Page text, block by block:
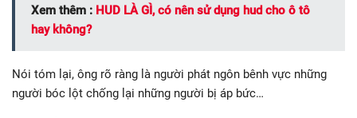
Xem thêm : HUD LÀ GÌ, có nên sử dụng hud cho ô tô
hay không?
Nói tóm lại, ông rõ ràng là người phát ngôn bênh vực những
người bóc lột chống lại những người bị áp bức…